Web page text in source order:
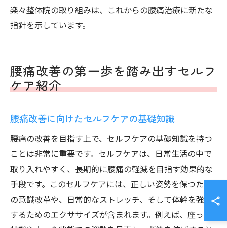
楽々整体院の取り組みは、これからの腰痛治療に新たな
指針を示しています。
腰痛改善の第一歩を踏み出すセルフ
ケア紹介
腰痛改善に向けたセルフケアの基礎知識
腰痛の改善を目指す上で、セルフケアの基礎知識を持つ
ことは非常に重要です。セルフケアは、日常生活の中で
取り入れやすく、長期的に腰痛の軽減を目指す効果的な
手段です。このセルフケアには、正しい姿勢を保つため
の意識改革や、日常的なストレッチ、そして体幹を強化
するためのエクササイズが含まれます。例えば、座った